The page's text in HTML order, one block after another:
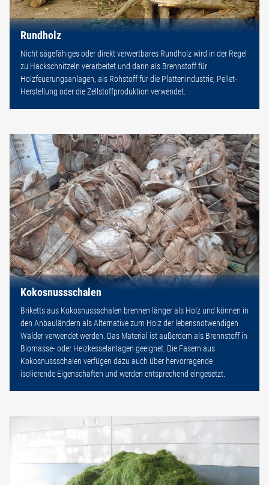
Rundholz
Nicht sägefähiges oder direkt verwertbares Rundholz wird in der Regel
zu Hackschnitzeln verarbeitet und dann als Brennstoff für
Holzfeuerungsanlagen, als Rohstoff für die Plattenindustrie, Pellet-
Herstellung oder die Zellstoffproduktion verwendet.
Kokosnussschalen
Briketts aus Kokosnussschalen brennen länger als Holz und können in
den Anbauländern als Alternative zum Holz der lebensnotwendigen
Wälder verwendet werden. Das Material ist außerdem als Brennstoff in
Biomasse- oder Heizkesselanlagen geeignet. Die Fasern aus
Kokosnussschalen verfügen dazu auch über hervorragende
isolierende Eigenschaften und werden entsprechend eingesetzt.